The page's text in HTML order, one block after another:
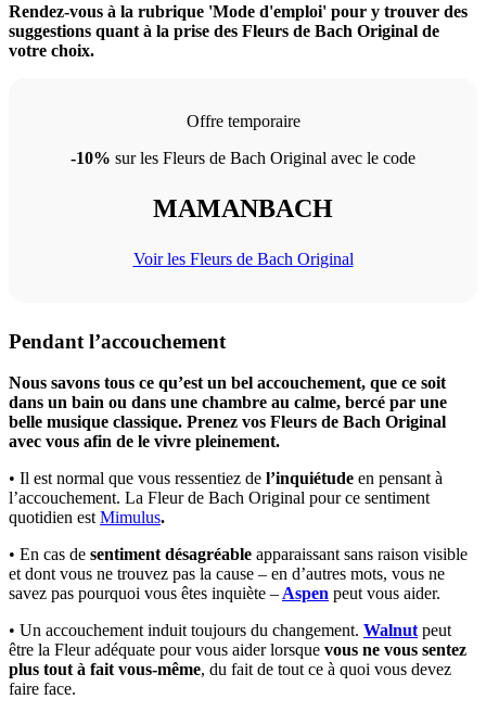
Rendez-vous à la rubrique 'Mode d'emploi' pour y trouver des
suggestions quant à la prise des Fleurs de Bach Original de
votre choix.
Offre temporaire
-10% sur les Fleurs de Bach Original avec le code
MAMANBACH
Voir les Fleurs de Bach Original
Pendant l’accouchement
Nous savons tous ce qu’est un bel accouchement, que ce soit
dans un bain ou dans une chambre au calme, bercé par une
belle musique classique. Prenez vos Fleurs de Bach Original
avec vous afin de le vivre pleinement.
• Il est normal que vous ressentiez de l’inquiétude en pensant à
l’accouchement. La Fleur de Bach Original pour ce sentiment
quotidien est Mimulus.
• En cas de sentiment désagréable apparaissant sans raison visible
et dont vous ne trouvez pas la cause – en d’autres mots, vous ne
savez pas pourquoi vous êtes inquiète – Aspen peut vous aider.
• Un accouchement induit toujours du changement. Walnut peut
être la Fleur adéquate pour vous aider lorsque vous ne vous sentez
plus tout à fait vous-même, du fait de tout ce à quoi vous devez
faire face.